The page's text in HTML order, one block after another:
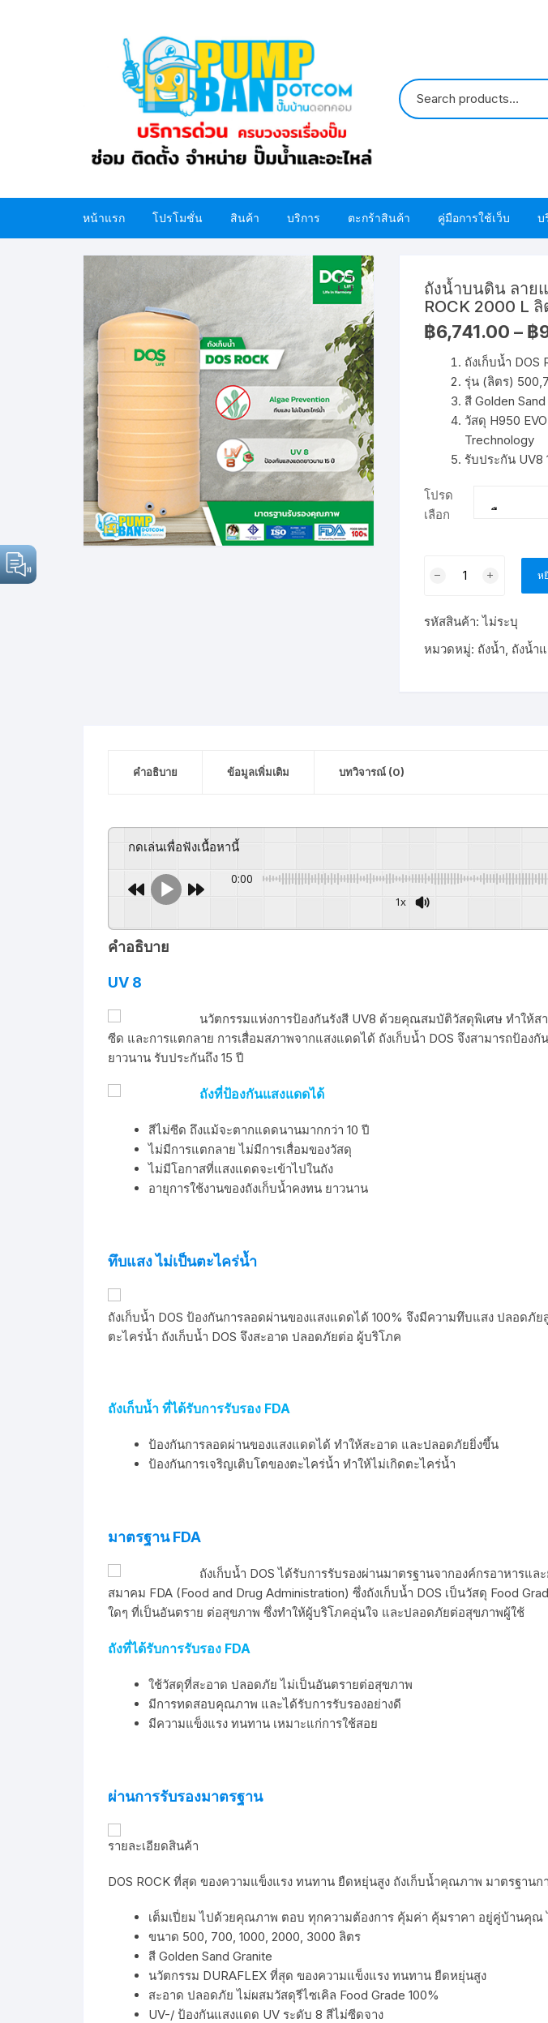
หน้าแรก โปรโมชั่น สินค้า
ปั๊มน้ำ
ปั๊มน้ำ MITSUBISHI
อะไหล่ปั๊มน้ำ อะไหล่ปั๊มน้ำ
อะไหล่ปั๊มน้ำ
ถังน้ำ
บริการ ตะกร้าสินค้า คู่มือการใช้เว็บ
ขั้นตอนการสั่งซื้อสิน
ขั้นตอนชำระผ่านบัต
ขั้นตอนการโอนเงิน
บ
ถังน้ำบนดิน ลาย
ROCK 2000 L ลิ
฿6,741.00 – ฿
ถังเก็บน้ำ DOS
รุ่น (ลิตร)
สี Golden
วัสดุ H950
Trechnology
รับประกัน UV8
โปรด
เลือก
บน
ห
รหัสสินค้า:ไม่ระบุ
หมวดหมู่: ถังน้ำ ถังน้ำ
คำอธิบาย ข้อมูลเพิ่มเติม บทวิจารณ์ (0)
กดเล่นเพื่อฟังเนื้อหานี้
0:00
1x
คำอธิบาย
UV 8
นวัตกรรมแห่งการป้องกันรังสี UV8 ด้วยคุณสมบัติวัสดุพิเศษ ทำให้ส
ซีด และการแตกลาย การเสื่อมสภาพจากแสงแดดได้ ถังเก็บน้ำ DOS จึงสามารถป้อง
ยาวนาน รับประกันถึง 15 ปี
ถังที่ป้องกันแสงแดดได้
สีไม่ซีด ถึงแม้จะตากแดดนานมากกว่า 10 ปี
ไม่มีการแตกลาย ไม่มีการเสื่อมของวัสดุ
ไม่มีโอกาสที่แสงแดดจะเข้าไปในถัง
อายุการใช้งานของถังเก็บน้ำคงทน ยาวนาน
ทึบแสง ไม่เป็นตะไคร่น้ำ
ถังเก็บน้ำ DOS ป้องกันการลอดผ่านของแสงแดดได้ 100% จึงมีความทึบแสง ปลอดภัย
ตะไคร่น้ำ ถังเก็บน้ำ DOS จึงสะอาด ปลอดภัยต่อ ผู้บริโภค
ถังเก็บน้ำ ที่ได้รับการรับรอง FDA
ป้องกันการลอดผ่านของแสงแดดได้ ทำให้สะอาด และปลอดภัยยิ่งขึ้น
ป้องกันการเจริญเติบโตของตะไคร่น้ำ ทำให้ไม่เกิดตะไคร่น้ำ
มาตรฐาน FDA
ถังเก็บน้ำ DOS ได้รับการรับรองผ่านมาตรฐานจากองค์กรอาหารแล
สมาคม FDA (Food and Drug Administration) ซึ่งถังเก็บน้ำ DOS เป็นวัสดุ Food
ใดๆ ที่เป็นอันตราย ต่อสุขภาพ ซึ่งทำให้ผู้บริโภคอุ่นใจ และปลอดภัยต่อสุขภาพผู้ใช้
ถังที่ได้รับการรับรอง FDA
ใช้วัสดุที่สะอาด ปลอดภัย ไม่เป็นอันตรายต่อสุขภาพ
มีการทดสอบคุณภาพ และได้รับการรับรองอย่างดี
มีความแข็งแรง ทนทาน เหมาะแก่การใช้สอย
ผ่านการรับรองมาตรฐาน
รายละเอียดสินค้า
DOS ROCK ที่สุด ของความแข็งแรง ทนทาน ยืดหยุ่นสูง ถังเก็บน้ำคุณภาพ มาตรฐานก
เต็มเปี่ยม ไปด้วยคุณภาพ ตอบ ทุกความต้องการ คุ้มค่า คุ้มราคา อยู่คู่บ้านคุณ
ขนาด 500, 700, 1000, 2000, 3000 ลิตร
สี Golden Sand Granite
นวัตกรรม DURAFLEX ที่สุด ของความแข็งแรง ทนทาน ยืดหยุ่นสูง
สะอาด ปลอดภัย ไม่ผสมวัสดุรีไซเคิล Food Grade 100%
UV-/ ป้องกันแสงแดด UV ระดับ 8 สีไม่ซีดจาง